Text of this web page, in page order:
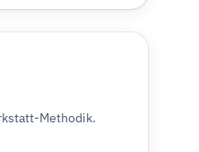
Methodik.